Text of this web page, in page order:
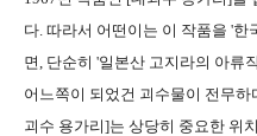
다. 따라서 어떤이는 이 작품을 '
면, 단순히 '일본산 고지라의 아류
어느쪽이 되었건 괴수물이 전무
괴수 용가리]는 상당히 중요한 위